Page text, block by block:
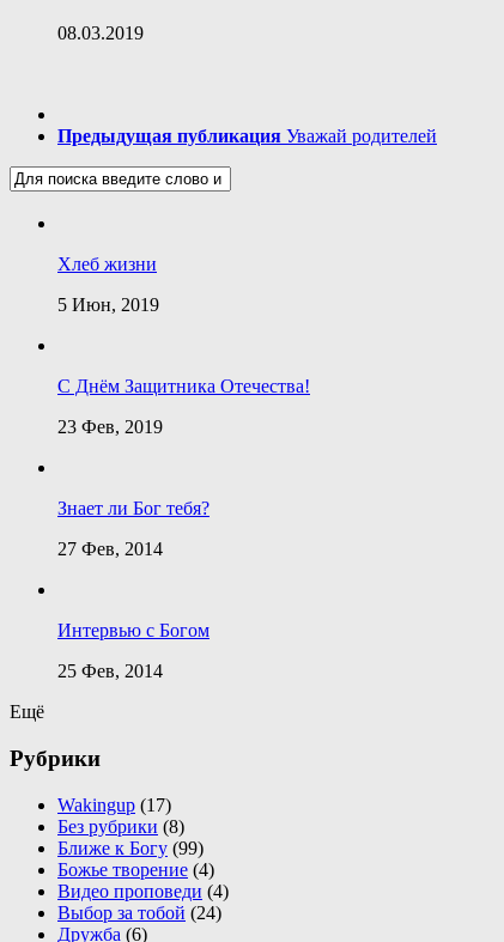
08.03.2019
Предыдущая публикация Уважай родителей
Хлеб жизни
5 Июн, 2019
С Днём Защитника Отечества!
23 Фев, 2019
Знает ли Бог тебя?
27 Фев, 2014
Интервью с Богом
25 Фев, 2014
Ещё
Рубрики
Wakingup (17)
Без рубрики (8)
Ближе к Богу (99)
Божье творение (4)
Видео проповеди (4)
Выбор за тобой (24)
Дружба (6)